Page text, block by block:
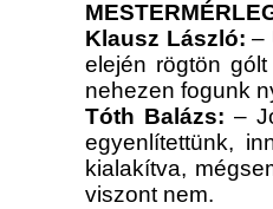
Klausz László: –
elején rögtön
nehezen fogunk
Tóth Balázs: –
egyenlítettünk,
kialakítva,
viszont nem.